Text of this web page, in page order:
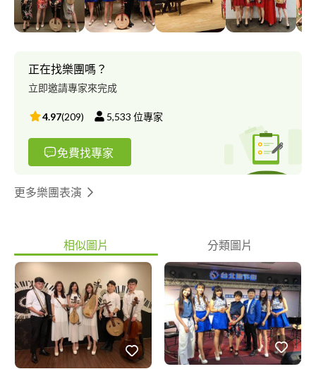
正在找樂團嗎？
立即邀請專家來完成
4.97(209) 5,533 位專家
免費找專家
更多樂團表演
相似圖片 分類圖片